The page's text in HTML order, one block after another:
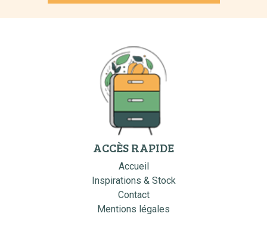
ACCÈS RAPIDE
Accueil
Inspirations & Stock
Contact
Mentions légales